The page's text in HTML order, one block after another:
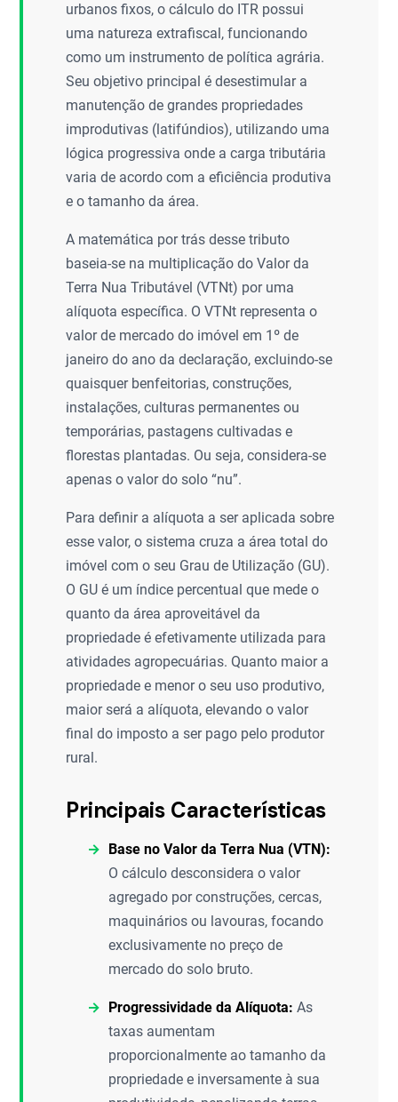
urbanos fixos, o cálculo do ITR possui
uma natureza extrafiscal, funcionando
como um instrumento de política agrária.
Seu objetivo principal é desestimular a
manutenção de grandes propriedades
improdutivas (latifúndios), utilizando uma
lógica progressiva onde a carga tributária
varia de acordo com a eficiência produtiva
e o tamanho da área.
A matemática por trás desse tributo
baseia-se na multiplicação do Valor da
Terra Nua Tributável (VTNt) por uma
alíquota específica. O VTNt representa o
valor de mercado do imóvel em 1º de
janeiro do ano da declaração, excluindo-se
quaisquer benfeitorias, construções,
instalações, culturas permanentes ou
temporárias, pastagens cultivadas e
florestas plantadas. Ou seja, considera-se
apenas o valor do solo “nu”.
Para definir a alíquota a ser aplicada sobre
esse valor, o sistema cruza a área total do
imóvel com o seu Grau de Utilização (GU).
O GU é um índice percentual que mede o
quanto da área aproveitável da
propriedade é efetivamente utilizada para
atividades agropecuárias. Quanto maior a
propriedade e menor o seu uso produtivo,
maior será a alíquota, elevando o valor
final do imposto a ser pago pelo produtor
rural.
Principais Características
Base no Valor da Terra Nua (VTN):
O cálculo desconsidera o valor
agregado por construções, cercas,
maquinários ou lavouras, focando
exclusivamente no preço de
mercado do solo bruto.
Progressividade da Alíquota: As
taxas aumentam
proporcionalmente ao tamanho da
propriedade e inversamente à sua